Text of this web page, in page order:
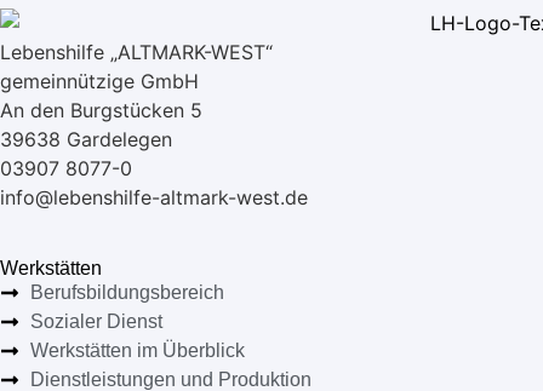
Lebenshilfe „ALTMARK-WEST“
gemeinnützige GmbH
An den Burgstücken 5
39638 Gardelegen
03907 8077-0
info@lebenshilfe-altmark-west.de
Werkstätten
Berufsbildungsbereich
Sozialer Dienst
Werkstätten im Überblick
Dienstleistungen und Produktion